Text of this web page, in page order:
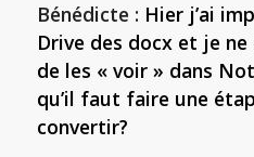
Bénédicte : Hier j’ai
Drive des docx et je
de les « voir » dans
qu’il faut faire une
convertir?